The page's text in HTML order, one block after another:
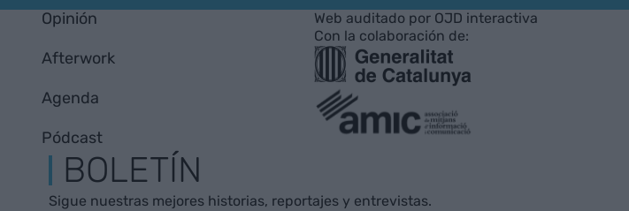
Opinión
Afterwork
Agenda
Pódcast
Web auditado por OJD interactiva
Con la colaboración de:
BOLETÍN
Sigue nuestras mejores historias, reportajes y entrevistas.